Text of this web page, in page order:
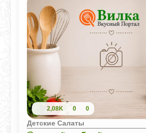
2,08K 0 0
Детские Салаты